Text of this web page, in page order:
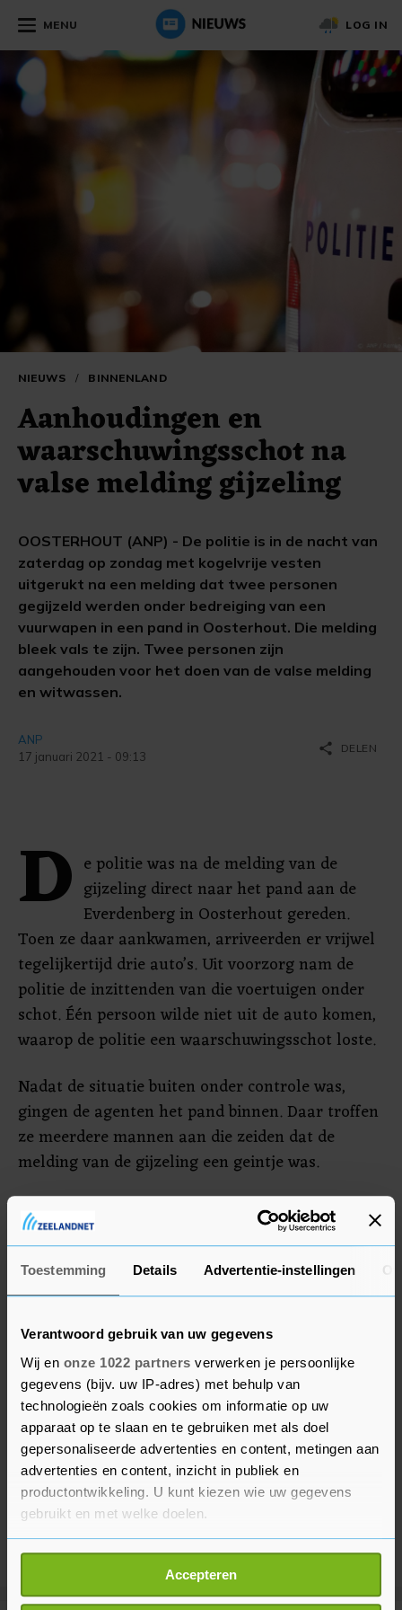
Toestemming Details Advertentie-instellingen
Verantwoord gebruik van uw gegevens
Wij en onze 1022 partners verwerken je persoonlijke
gegevens (bijv. uw IP-adres) met behulp van
technologieën zoals cookies om informatie op uw
apparaat op te slaan en te gebruiken met als doel
gepersonaliseerde advertenties en content, metingen aan
advertenties en content, inzicht in publiek en
productontwikkeling. U kunt kiezen wie uw gegevens
gebruikt en met welke doelen.
Als u het toestaat, willen we ook graag:
Informatie verzamelen over uw geografische
locatie, die tot een paar meter nauwkeurig kan zijn
Accepteren
MENU LOG IN
NIEUWS / BINNENLAND
Aanhoudingen en
waarschuwingsschot na
valse melding gijzeling
OOSTERHOUT (ANP) - De politie is in de nacht van
zaterdag op zondag met kogelvrije vesten
uitgerukt na een melding dat twee personen
gegijzeld werden onder bedreiging van een
vuurwapen in een pand in Oosterhout. Die melding
bleek vals te zijn. Twee personen zijn
aangehouden voor het doen van de valse melding
en witwassen.
ANP
17 januari 2021 - 09:13
share DELEN
D e politie was na de melding van de
gijzeling direct naar het pand aan de
Everdenberg in Oosterhout gereden.
Toen ze daar aankwamen, arriveerden er vrijwel
tegelijkertijd drie auto’s. Uit voorzorg nam de
politie de inzittenden van die voertuigen onder
schot. Één persoon wilde niet uit de auto komen,
waarop de politie een waarschuwingsschot loste.
Nadat de situatie buiten onder controle was,
gingen de agenten het pand binnen. Daar troffen
ze meerdere mannen aan die zeiden dat de
melding van de gijzeling een geintje was.
De politie onderzocht daarop het pand en vond
er lachgas en een hoeveelheid geld.